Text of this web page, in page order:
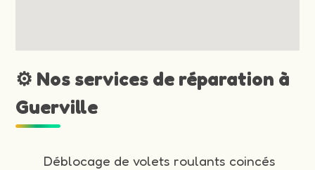
⚙️ Nos services de réparation à
Guerville
Déblocage de volets roulants coincés